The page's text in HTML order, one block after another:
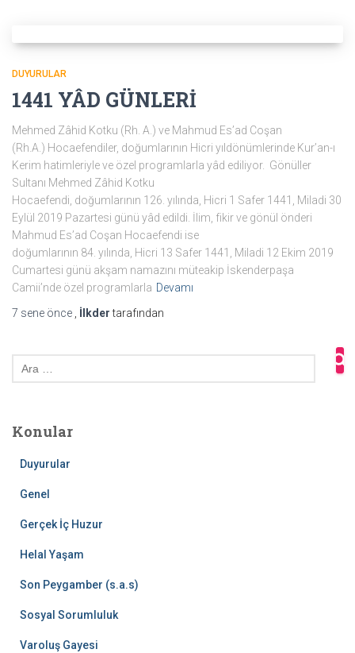
DUYURULAR
1441 YÂD GÜNLERİ
Mehmed Zâhid Kotku (Rh. A.) ve Mahmud Es’ad Coşan
(Rh.A.) Hocaefendiler, doğumlarının Hicri yıldönümlerinde Kur’an-ı
Kerim hatimleriyle ve özel programlarla yâd ediliyor. Gönüller
Sultanı Mehmed Zâhid Kotku
Hocaefendi, doğumlarının 126. yılında, Hicri 1 Safer 1441, Miladi 30
Eylül 2019 Pazartesi günü yâd edildi. İlim, fikir ve gönül önderi
Mahmud Es’ad Coşan Hocaefendi ise
doğumlarının 84. yılında, Hicri 13 Safer 1441, Miladi 12 Ekim 2019
Cumartesi günü akşam namazını müteakip İskenderpaşa
Camii’nde özel programlarla Devamı
7 sene önce İlkdertarafından
r
a
Konular
Duyurular
Genel
Gerçek İç Huzur
Helal Yaşam
Son Peygamber (s.a.s)
Sosyal Sorumluluk
Varoluş Gayesi